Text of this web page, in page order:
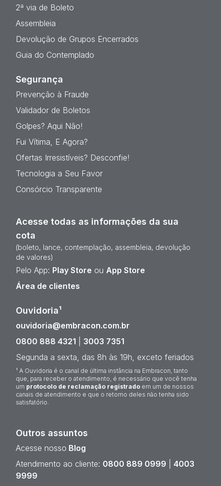
2ª via de Boleto
Assembleia
Devolução de Grupos Encerrados
Guia do Contemplado
Segurança
Prevenção à Fraude
Validador de Boletos
Golpes? Aqui Não!
Fui Vítima, E Agora?
Ofertas Irresistíveis? Desconfie!
Tecnologia a Seu Favor
Consórcio Transparente
Acesse todas as informações da sua
cota
(boleto, lance, contemplação, assembleia, devolução
de valores)
Pelo App: Play Store ou App Store
Área de clientes
Ouvidoria¹
ouvidoria@embracon.com.br
0800 888 4321
3003 7351
Segunda a sexta, das 8h às 19h, exceto feriados
¹ A Ouvidoria é o canal de última instância na Embracon, tanto
que, para receber o atendimento, é necessário que você tenha
um protocolo de reclamação registrado em um de nossos
canais de atendimento e que o retorno deles não tenha sido
satisfatório.
Outros assuntos
Acesse nosso Blog
Atendimento ao cliente: 0800 889 0999
4003
9999